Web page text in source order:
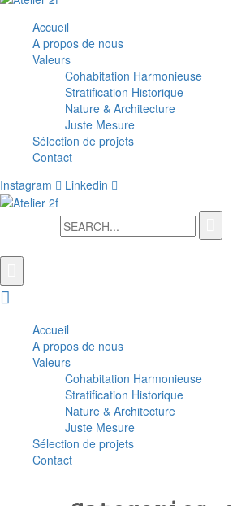
Accueil
A propos de nous
Valeurs
Cohabitation Harmonieuse
Stratification Historique
Nature & Architecture
Juste Mesure
Sélection de projets
Contact
Instagram
Linkedin
Accueil
A propos de nous
Valeurs
Cohabitation Harmonieuse
Stratification Historique
Nature & Architecture
Juste Mesure
Sélection de projets
Contact